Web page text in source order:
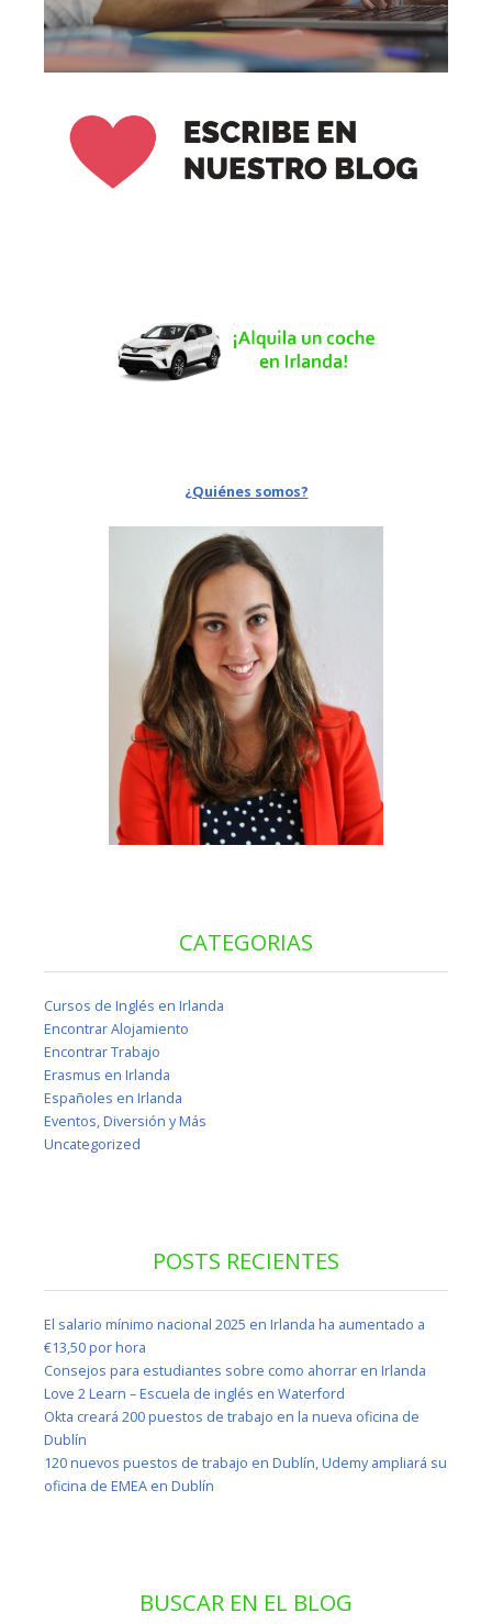
¿Quiénes somos?
CATEGORIAS
Cursos de Inglés en Irlanda
Encontrar Alojamiento
Encontrar Trabajo
Erasmus en Irlanda
Españoles en Irlanda
Eventos, Diversión y Más
Uncategorized
POSTS RECIENTES
El salario mínimo nacional 2025 en Irlanda ha aumentado a
€13,50 por hora
Consejos para estudiantes sobre como ahorrar en Irlanda
Love 2 Learn – Escuela de inglés en Waterford
Okta creará 200 puestos de trabajo en la nueva oficina de
Dublín
120 nuevos puestos de trabajo en Dublín, Udemy ampliará su
oficina de EMEA en Dublín
BUSCAR EN EL BLOG